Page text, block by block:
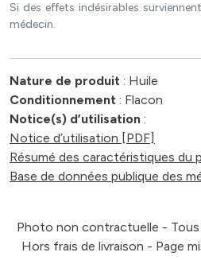
Si des effets indésirables
médecin.
Nature de produit : Huile
Conditionnement : Flacon
Notice(s) d’utilisation :
Notice d’utilisation [PDF]
Résumé des caractéristiques du
Base de données publique des
Photo non contractuelle - Tous
Hors frais de livraison - Page